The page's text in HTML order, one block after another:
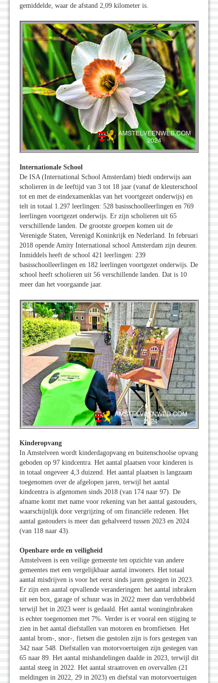
gemiddelde, waar de afstand 2,09 kilometer is.
Internationale School
De ISA (International School Amsterdam) biedt onderwijs aan
scholieren in de leeftijd van 3 tot 18 jaar (vanaf de kleuterschool
tot en met de eindexamenklas van het voortgezet onderwijs) en
telt in totaal 1.297 leerlingen: 528 basisschoolleerlingen en 769
leerlingen voortgezet onderwijs. Er zijn scholieren uit 65
verschillende landen. De grootste groepen komen uit de
Verenigde Staten, Verenigd Koninkrijk en Nederland. In februari
2018 opende Amity International school Amster­dam zijn deuren.
Inmiddels heeft de school 421 leerlingen: 239
basisschoolleerlingen en 182 leerlingen voortgezet onderwijs. De
school heeft scholieren uit 56 verschillende landen. Dat is 10
meer dan het voorgaande jaar.
Kinderopvang
In Amstelveen wordt kinderdagopvang en buitenschoolse opvang
geboden op 97 kindcentra. Het aantal plaatsen voor kinderen is
in totaal ongeveer 4,3 duizend. Het aantal plaatsen is langzaam
toegenomen over de afgelopen jaren, terwijl het aantal
kindcentra is afgenomen sinds 2018 (van 174 naar 97). De
afname komt met name voor rekening van het aantal gastouders,
waarschijnlijk door vergrijzing of om financiële redenen. Het
aantal gastouders is meer dan gehalveerd tussen 2023 en 2024
(van 118 naar 43).
Openbare orde en veiligheid
Amstelveen is een veilige gemeente ten opzichte van andere
gemeentes met een vergelijkbaar aantal inwoners. Het totaal
aantal misdrijven is voor het eerst sinds jaren gestegen in 2023.
Er zijn een aantal opvallende veranderingen: het aantal inbraken
uit een box, garage of schuur was in 2022 meer dan verdubbeld
terwijl het in 2023 weer is gedaald. Het aantal woninginbraken
is echter toegenomen met 7%. Verder is er vooral een stijging te
zien in het aantal diefstallen van motoren en bromfietsen. Het
aantal brom-, snor-, fietsen die gestolen zijn is fors gestegen van
342 naar 548. Diefstallen van motorvoertuigen zijn gestegen van
65 naar 89. Het aantal mishandelingen daalde in 2023, terwijl dit
aantal steeg in 2022. Het aantal straatroven en overvallen (21
meldingen in 2022, 29 in 2023) en diefstal van motorvoertuigen